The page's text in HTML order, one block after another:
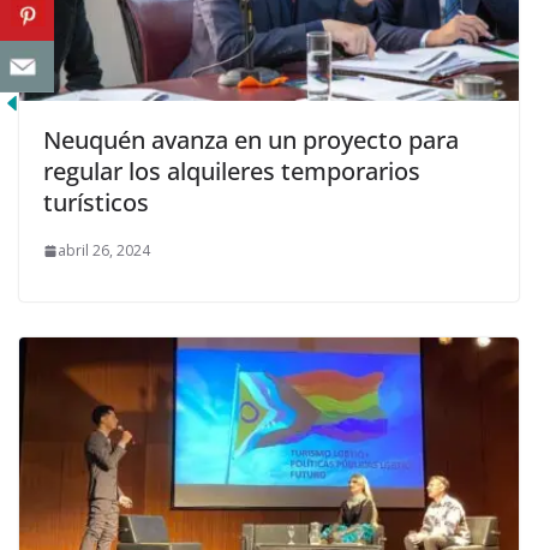
Neuquén avanza en un proyecto para
regular los alquileres temporarios
turísticos
abril 26, 2024